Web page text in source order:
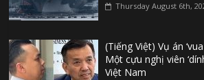
Thursday August 6th,
(Tiếng Việt) Vụ án
Một cựu nghị viên
Việt Nam